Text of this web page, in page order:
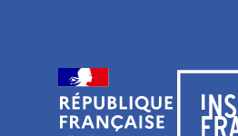
Visiter le